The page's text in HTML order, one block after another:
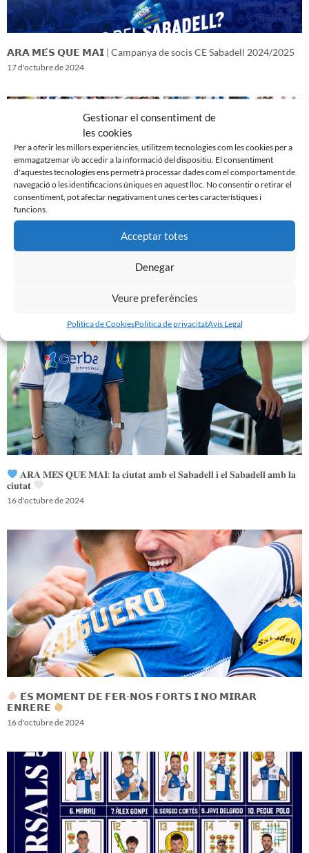
Gestionar el consentiment de
les cookies
Per a oferir les millors experiències, utilitzem tecnologies com les cookies per a
emmagatzemar i/o accedir a la informació del dispositiu. El consentiment
d'aquestes tecnologies ens permetrà processar dades com el comportament de
navegació o les identificacions úniques en aquest lloc. No consentir o retirar el
consentiment, pot afectar negativament unes certes característiques i
funcions.
Acceptar totes
Denegar
Veure preferències
Politica de CookiesPolitica de privacitatAvis Legal
𝗔𝗥𝗔 𝗠𝗘́𝗦 𝗤𝗨𝗘 𝗠𝗔𝗜 | Campanya de socis CE Sabadell 2024/2025
17 d'octubre de 2024
𝑽𝒆𝒏𝒊𝒎 𝒅’𝒖𝒏𝒂 𝒈𝒓𝒂𝒏 𝒃𝒂𝒕𝒂𝒍𝒍𝒂…𝒊 𝒂𝒏𝒆𝒎 𝒂 𝒑𝒆𝒓 𝒍𝒂 𝒔𝒆𝒈𝒖̈𝒆𝒏𝒕
𝐀𝐑𝐀 𝐌𝐄́𝐒 𝐐𝐔𝐄 𝐌𝐀𝐈: 𝐥𝐚 𝐜𝐢𝐮𝐭𝐚𝐭 𝐚𝐦𝐛 𝐞𝐥 𝐒𝐚𝐛𝐚𝐝𝐞𝐥𝐥 𝐢 𝐞𝐥 𝐒𝐚𝐛𝐚𝐝𝐞𝐥𝐥 𝐚𝐦𝐛 𝐥𝐚
𝐜𝐢𝐮𝐭𝐚𝐭
16 d'octubre de 2024
𝗘́𝗦 𝗠𝗢𝗠𝗘𝗡𝗧 𝗗𝗘 𝗙𝗘𝗥-𝗡𝗢𝗦 𝗙𝗢𝗥𝗧𝗦 𝗜 𝗡𝗢 𝗠𝗜𝗥𝗔𝗥
𝗘𝗡𝗥𝗘𝗥𝗘
16 d'octubre de 2024